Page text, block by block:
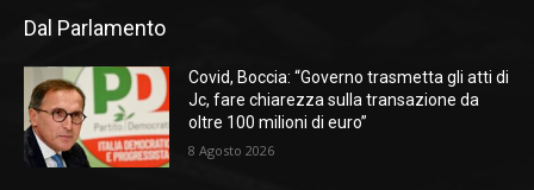
Dal Parlamento
Covid, Boccia: “Governo trasmetta gli atti di
Jc, fare chiarezza sulla transazione da
oltre 100 milioni di euro”
8 Agosto 2026